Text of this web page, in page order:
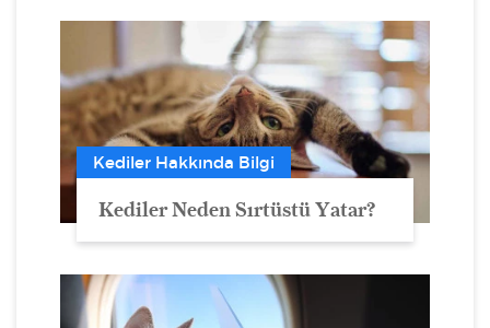
Kediler Hakkında Bilgi
Kediler Neden Sırtüstü Yatar?